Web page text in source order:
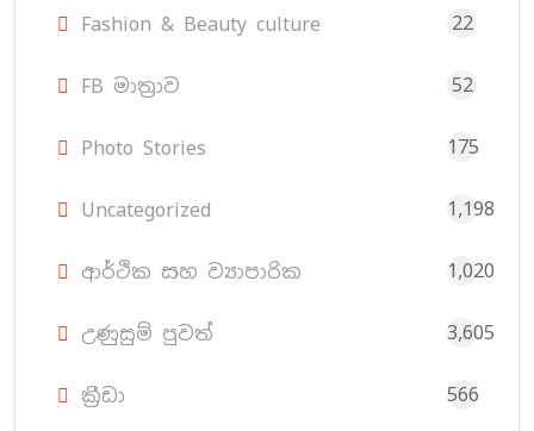
Fashion & Beauty culture 22
FB මාත්‍රාව 52
Photo Stories 175
Uncategorized 1,198
ආර්ථික සහ ව්‍යාපාරික 1,020
උණුසුම් පුවත් 3,605
ක්‍රීඩා 566